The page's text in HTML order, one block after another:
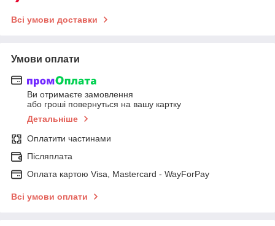
Всі умови доставки
Умови оплати
Ви отримаєте замовлення
або гроші повернуться на вашу картку
Детальніше
Оплатити частинами
Післяплата
Оплата картою Visa, Mastercard - WayForPay
Всі умови оплати